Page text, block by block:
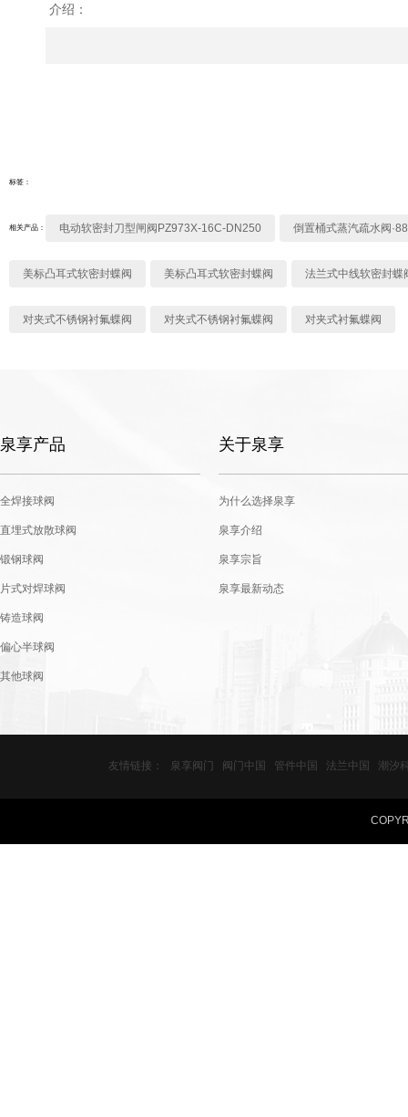
介绍：
标签：
相关产品： 电动软密封刀型闸阀PZ973X-16C-DN250 倒置桶式蒸汽疏水阀
美标凸耳式软密封蝶阀 美标凸耳式软密封蝶阀 法兰式中线软密封蝶
对夹式不锈钢衬氟蝶阀 对夹式不锈钢衬氟蝶阀 对夹式衬氟蝶阀
泉享产品
全焊接球阀
直埋式放散球阀
锻钢球阀
片式对焊球阀
铸造球阀
偏心半球阀
其他球阀
关于泉享
为什么选择泉享
泉享介绍
泉享宗旨
泉享最新动态
友情链接： 泉享阀门 阀门中国 管件中国 法兰中国 潮汐